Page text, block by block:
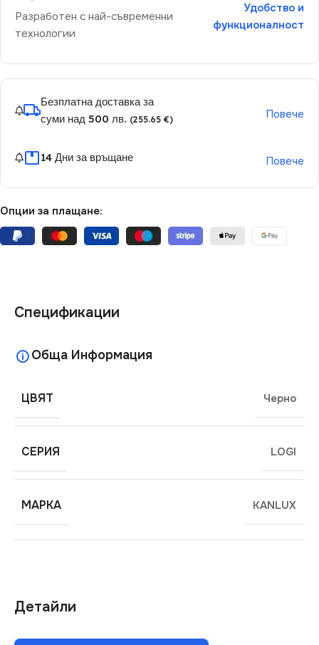
Разработен с най-съвременни
технологии
Удобство и
функционалност
Безплатна доставка за
суми над 500 лв. (255.65 €) Повече
14 Дни за връщане Повече
Опции за плащане:
Детайли
Спецификации
Обща Информация
ЦВЯТ Черно
СЕРИЯ LOGI
МАРКА KANLUX